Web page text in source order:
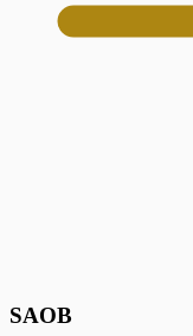
SAOB